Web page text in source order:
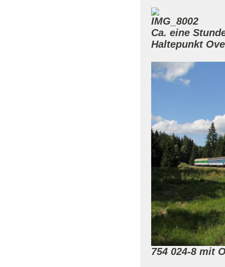
Ca. eine
Haltepunkt
754 024-8 mit